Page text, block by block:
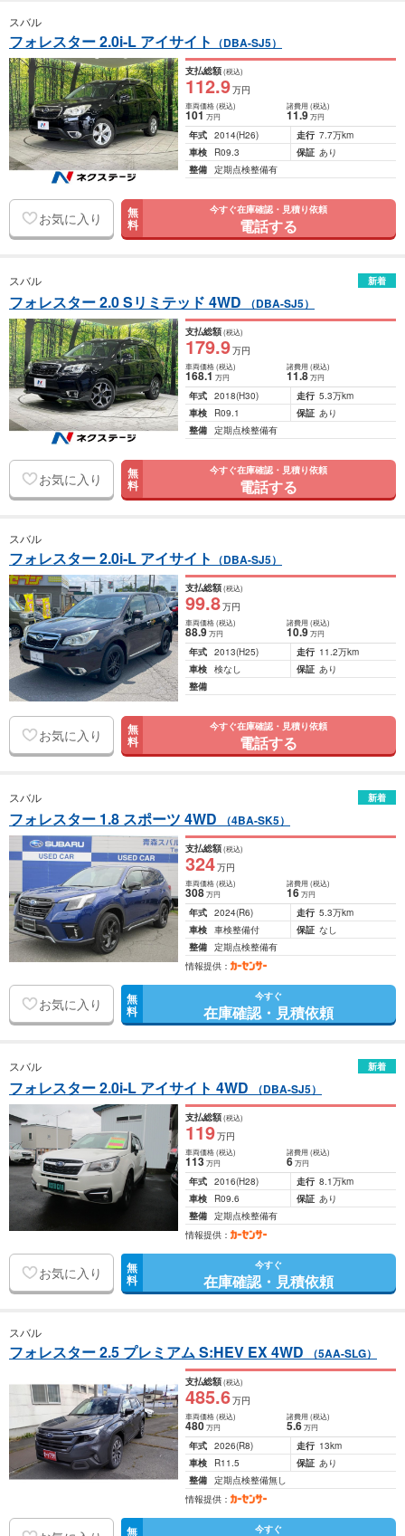
スバル
フォレスター 2.0i-L アイサイト （DBA-SJ5）
支払総額(税込)
112.9万円
車両価格(税込)
101万円
諸費用 (税込)
11.9 万円
年式 2014(H26) 走行 7.7万km
車検
R09.3 保証 あり
整備 定期点検整備有
お気に入り 無
料
今すぐ在庫確認・見積り依頼
電話する
スバル 新着
フォレスター 2.0 Sリミテッド 4WD （DBA-SJ5）
支払総額(税込)
179.9万円
車両価格(税込)
168.1万円
諸費用 (税込)
11.8 万円
年式 2018(H30) 走行 5.3万km
車検
R09.1 保証 あり
整備 定期点検整備有
お気に入り 無
料
今すぐ在庫確認・見積り依頼
電話する
スバル
フォレスター 2.0i-L アイサイト （DBA-SJ5）
支払総額(税込)
99.8万円
車両価格(税込)
88.9万円
諸費用 (税込)
10.9 万円
年式 2013(H25) 走行 11.2万km
車検 検なし 保証 あり
整備
お気に入り 無
料
今すぐ在庫確認・見積り依頼
電話する
スバル 新着
フォレスター 1.8 スポーツ 4WD （4BA-SK5）
支払総額(税込)
324万円
車両価格(税込)
308万円
諸費用 (税込)
16 万円
年式 2024(R6) 走行 5.3万km
車検 車検整備付 保証 なし
整備 定期点検整備有
情報提供：
お気に入り 無
料
今すぐ
在庫確認・見積依頼
スバル 新着
フォレスター 2.0i-L アイサイト 4WD （DBA-SJ5）
支払総額(税込)
119万円
車両価格(税込)
113万円
諸費用 (税込)
6 万円
年式 2016(H28) 走行 8.1万km
車検
R09.6 保証 あり
整備 定期点検整備有
情報提供：
お気に入り 無
料
今すぐ
在庫確認・見積依頼
スバル
フォレスター 2.5 プレミアム S:HEV EX 4WD （5AA-SLG）
支払総額(税込)
485.6万円
車両価格(税込)
480万円
諸費用 (税込)
5.6 万円
年式 2026(R8) 走行 13km
車検
R11.5 保証 あり
整備 定期点検整備無し
情報提供：
無 今すぐ